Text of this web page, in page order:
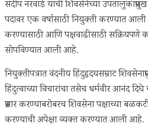
संदीप नरवाडे यांची शिवसेनेच्या
पदावर एक वर्षासाठी नियुक्ती करण्यात
करण्यासाठी आणि पक्षवाढीसाठी सक्रियपणे
सोपविण्यात आली आहे.
नियुक्तीपत्रात वंदनीय हिंदुहृदयसम्राट
हिंदुत्वाच्या विचारांचा तसेच धर्मवीर आनंद
प्रसार करण्याबरोबरच शिवसेना पक्षाच्या
करण्याची अपेक्षा व्यक्त करण्यात आली आहे.